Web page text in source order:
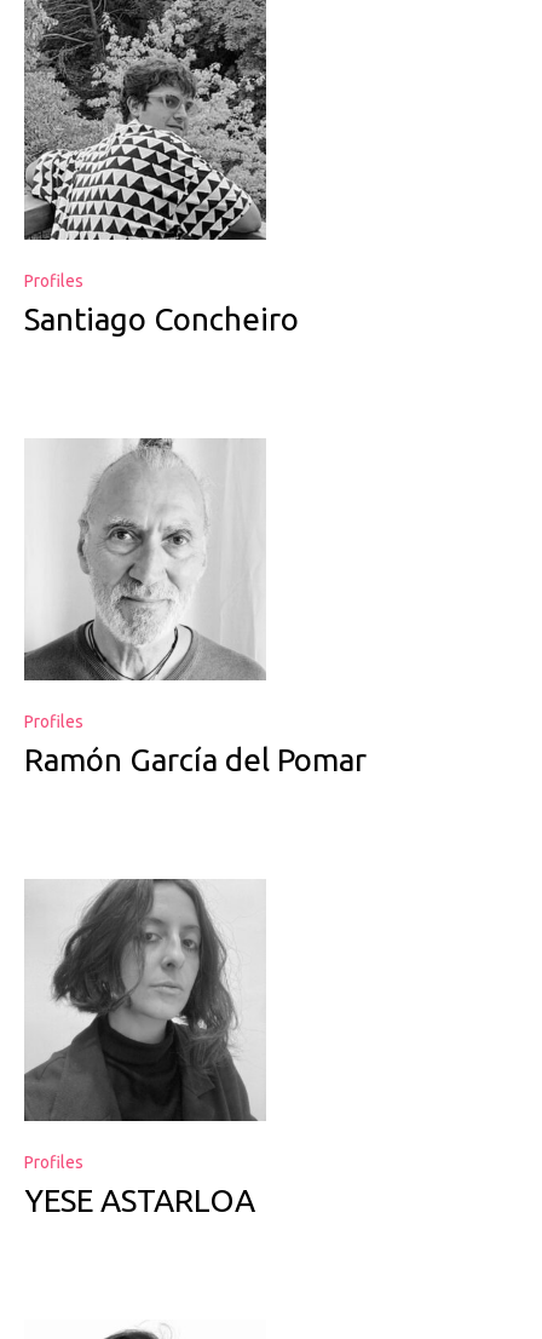
Profiles
Santiago Concheiro
Profiles
Ramón García del Pomar
Profiles
YESE ASTARLOA